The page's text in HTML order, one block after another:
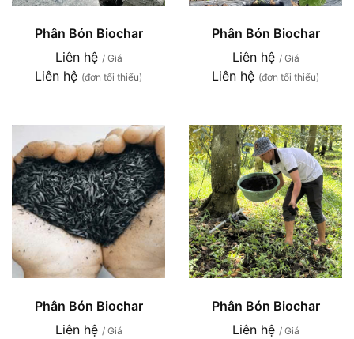
Phân Bón Biochar
Liên hệ / Giá
Liên hệ (đơn tối thiểu)
Phân Bón Biochar
Liên hệ / Giá
Liên hệ (đơn tối thiểu)
Phân Bón Biochar
Liên hệ / Giá
Phân Bón Biochar
Liên hệ / Giá